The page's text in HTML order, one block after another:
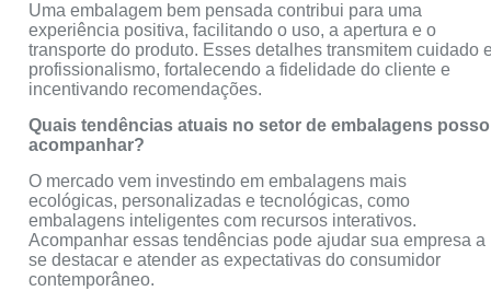
Uma embalagem bem pensada contribui para uma
experiência positiva, facilitando o uso, a apertura e o
transporte do produto. Esses detalhes transmitem cuidado
profissionalismo, fortalecendo a fidelidade do cliente e
incentivando recomendações.
Quais tendências atuais no setor de embalagens posso
acompanhar?
O mercado vem investindo em embalagens mais
ecológicas, personalizadas e tecnológicas, como
embalagens inteligentes com recursos interativos.
Acompanhar essas tendências pode ajudar sua empresa a
se destacar e atender as expectativas do consumidor
contemporâneo.